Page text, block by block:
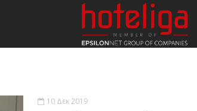
10 Δεκ 2019